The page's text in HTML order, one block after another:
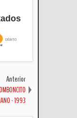
Anterior
- 1993